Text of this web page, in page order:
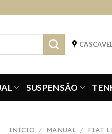
SUSPENSÃO
INÍCIO / MANUAL / FIAT